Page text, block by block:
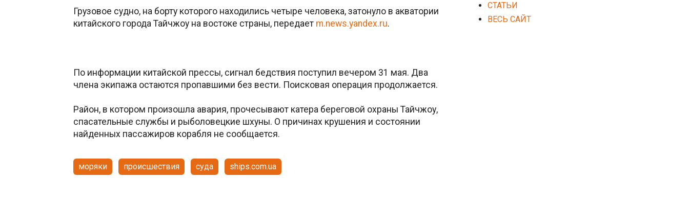
Грузовое судно, на борту которого находились четыре человека, затонуло в акватории
китайского города Тайчжоу на востоке страны, передает m.news.yandex.ru.
По информации китайской прессы, сигнал бедствия поступил вечером 31 мая. Два
члена экипажа остаются пропавшими без вести. Поисковая операция продолжается.
Район, в котором произошла авария, прочесывают катера береговой охраны Тайчжоу,
спасательные службы и рыболовецкие шхуны. О причинах крушения и состоянии
найденных пассажиров корабля не сообщается.
моряки происшествия суда ships.com.ua
СТАТЬИ
ВЕСЬ САЙТ